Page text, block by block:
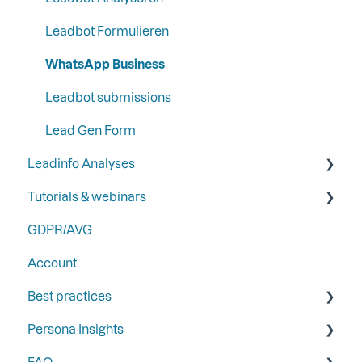
Automation
Analytics
Leadbot Formulieren
WhatsApp Business
Leadbot submissions
Lead Gen Form
Leadinfo Analyses
Dashboard
Export
Tutorials & webinars
Webinars
Best practices door Gold Partners
GDPR/AVG
Account
Best practices
Trigger
Persona Insights